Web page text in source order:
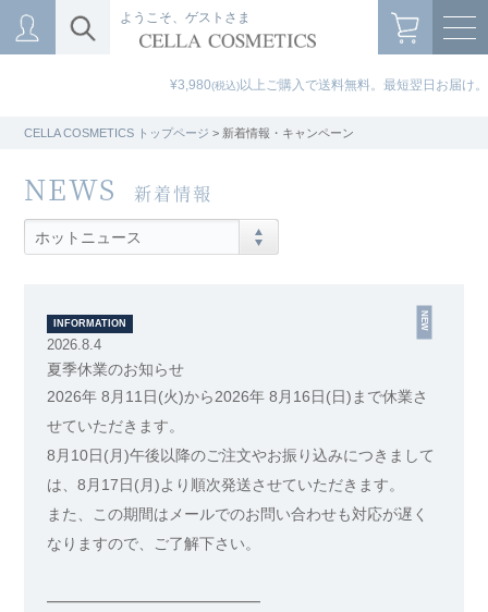
ようこそ、ゲストさま
¥3,980(税込)以上ご購入で送料無料。最短翌日お届け。
CELLA COSMETICS トップページ > 新着情報・キャンペーン
NEWS 新着情報
ホットニュース
INFORMATION
2026.8.4
夏季休業のお知らせ
2026年 8月11日(火)から2026年 8月16日(日)まで休業さ
せていただきます。
8月10日(月)午後以降のご注文やお振り込みにつきまして
は、8月17日(月)より順次発送させていただきます。
また、この期間はメールでのお問い合わせも対応が遅く
なりますので、ご了解下さい。
━━━━━━━━━━━━━━